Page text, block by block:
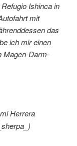
Ishinca in
mit
das
ich mir einen
Magen-Darm-
Herrera